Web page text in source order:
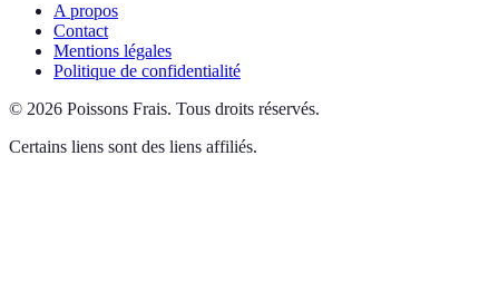
A propos
Contact
Mentions légales
Politique de confidentialité
© 2026 Poissons Frais. Tous droits réservés.
Certains liens sont des liens affiliés.